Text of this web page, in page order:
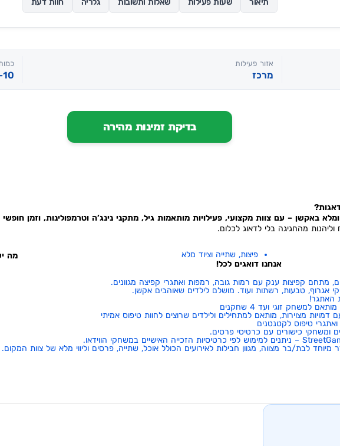
תיאור שעות פעילות שאלות ותשובות גלריה חוות דעת
אזור פעילות
מרכז 10–50
בדיקת זמינות מהירה
באקשן – עם צוות מקצועי, פעילויות מותאמות גיל, מתקני נינג’ה וטרמפולינות, וזמן
מהחגיגה בלי לדאוג לכלום.
פיצות, שתייה וציוד מלא
אנחנו דואגים לכל!
מה
מתחם קפיצות ענק עם רמות גובה, רמפות ואתגרי קפיצה מגוונים.
אגרוף, טבעות, רשתות ועוד. מושלם לילדים שאוהבים אקשן.
האתגר!
למשחק זוגי ועד 4 שחקנים
דמויות מצוירות, מותאם למתחילים ולילדים שרוצים לחוות טיפוס אמיתי
טיפוס לקטנטנים
ומשחקי כישורים עם כרטיסי פרסים.
מיוחד לבת/בר מצווה, מגוון חבילות לאירועים הכולל אוכל, שתייה, פרסים וליווי מלא של צוות המקום.